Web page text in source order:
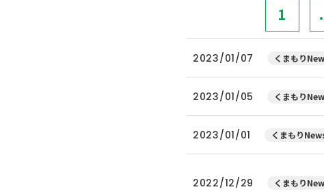
1
2023/01/07 くまもり
2023/01/05 くまもり
2023/01/01 くまもり
2022/12/29 くまもり